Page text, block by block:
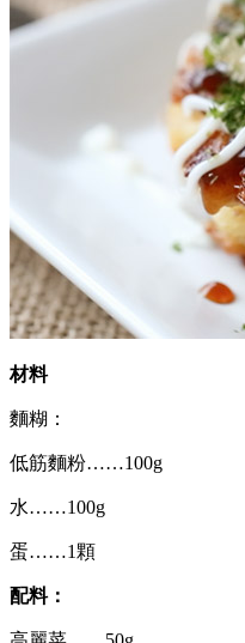
材料
麵糊：
低筋麵粉……100g
水……100g
蛋……1顆
配料：